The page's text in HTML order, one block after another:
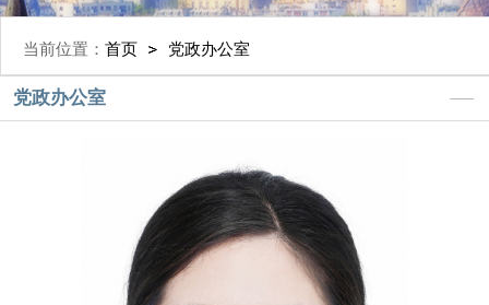
当前位置： 首页 党政办公室
党政办公室